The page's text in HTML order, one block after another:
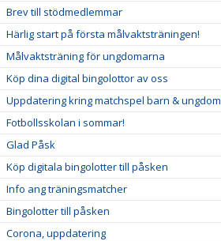
Brev till stödmedlemmar
Härlig start på första målvaktsträningen!
Målvaktsträning för ungdomarna
Köp dina digital bingolottor av oss
Uppdatering kring matchspel barn & ungdom
Fotbollsskolan i sommar!
Glad Påsk
Köp digitala bingolotter till påsken
Info ang träningsmatcher
Bingolotter till påsken
Corona, uppdatering